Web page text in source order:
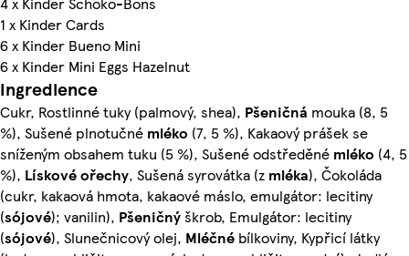
1 x Kinder Cards
6 x Kinder Bueno Mini
6 x Kinder Mini Eggs Hazelnut
Ingredience
Cukr, Rostlinné tuky (palmový, shea), Pšeničná mouka (8, 5
%), Sušené plnotučné mléko (7, 5 %), Kakaový prášek se
sníženým obsahem tuku (5 %), Sušené odstředěné mléko (4, 5
%), Lískové ořechy, Sušená syrovátka (z mléka), Čokoláda
(cukr, kakaová hmota, kakaové máslo, emulgátor: lecitiny
(sójové); vanilin), Pšeničnýškrob, Emulgátor: lecitiny
(sójové), Slunečnicový olej, Mléčné bílkoviny, Kypřicí látky